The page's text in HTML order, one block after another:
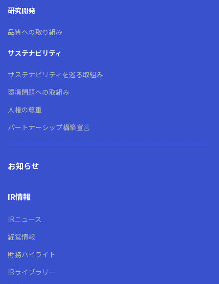
研究開発
品質への取り組み
サステナビリティ
サステナビリティを巡る取組み
環境問題への取組み
人権の尊重
パートナーシップ構築宣言
お知らせ
IR情報
IRニュース
経営情報
財務ハイライト
IRライブラリー